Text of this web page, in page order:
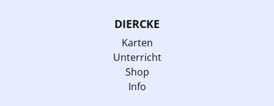
DIERCKE
Karten
Unterricht
Shop
Info